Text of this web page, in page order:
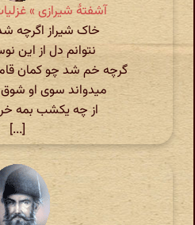
آشفتهٔ شیرازی »
خاک شیراز اگرچه
نتوانم دل از این
گرچه خم شد چو کمان
میدواند سوی او
از چه یکشب بمه
[...]